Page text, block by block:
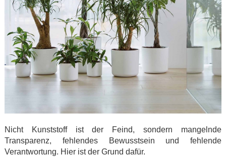
Nicht Kunststoff ist der Feind, sondern mangelnde
Transparenz, fehlendes Bewusstsein und fehlende
Verantwortung. Hier ist der Grund dafür.